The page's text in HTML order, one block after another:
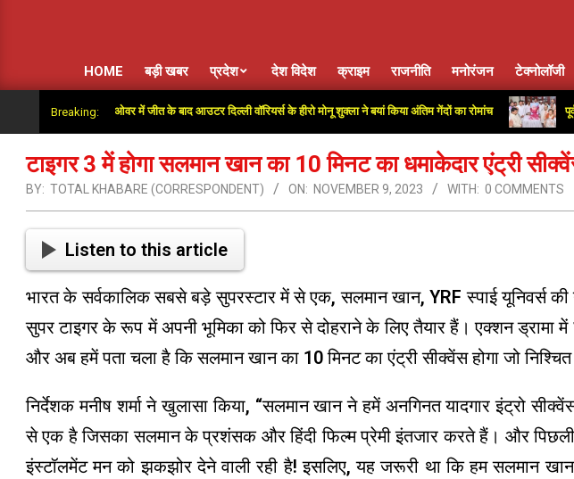
HOME बड़ी खबर प्रदेश देश विदेश क्राइम राजनीति मनोरंजन टेक्नोलॉजी
Breaking:
साथ दिया”: सुपर ओवर में जीत के बाद आउटर दिल्ली वॉरियर्स के हीरो मोनू शुक्ला ने बयां किया अंतिम गेंदों का रोमांच पूर्व
टाइगर 3 में होगा सलमान खान का 10 मिनट का धमाकेदार एंट्री
BY: TOTAL KHABARE (CORRESPONDENT) ON: NOVEMBER 9, 2023 WITH: 0 COMMENTS
Listen to this article
भारत के सर्वकालिक सबसे बड़े सुपरस्टार में से एक, सलमान खान, YRF स्पाई यूनिवर्स
सुपर टाइगर के रूप में अपनी भूमिका को फिर से दोहराने के लिए तैयार हैं। एक्शन ड्रामा
और अब हमें पता चला है कि सलमान खान का 10 मिनट का एंट्री सीक्वेंस होगा जो
निर्देशक मनीष शर्मा ने खुलासा किया, “सलमान खान ने हमें अनगिनत यादगार इंट्रो
से एक है जिसका सलमान के प्रशंसक और हिंदी फिल्म प्रेमी इंतजार करते हैं। और
इंस्टॉलमेंट मन को झकझोर देने वाली रही है! इसलिए, यह जरूरी था कि हम सलमान